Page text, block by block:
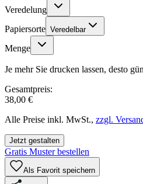
Veredelung
Papiersorte Veredelbar
Menge
Je mehr Sie drucken lassen, desto
Gesamtpreis:
38,00 €
Alle Preise inkl. MwSt., zzgl.
Jetzt gestalten
Gratis Muster bestellen
Als Favorit speichern